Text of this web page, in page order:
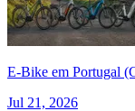
E‑Bike em Portugal
Jul 21, 2026